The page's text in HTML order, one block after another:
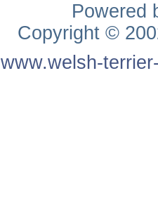
Powered
Copyright ©
www.welsh-